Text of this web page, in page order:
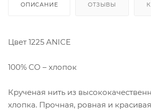
ОПИСАНИЕ ОТЗЫВЫ
Цвет 1225 ANICE
100% CO – хлопок
Крученая нить из
хлопка. Прочная, ровная и